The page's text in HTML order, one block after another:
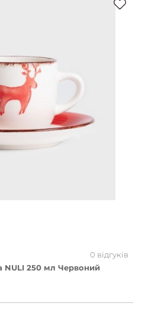
0 відгуків
250 мл Червоний